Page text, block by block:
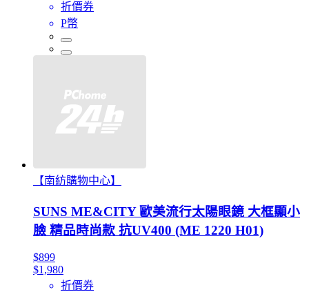
折價券
P幣
【南紡購物中心】
SUNS ME&CITY 歐美流行太陽眼鏡 大框顯小
臉 精品時尚款 抗UV400 (ME 1220 H01)
$899
$1,980
折價券